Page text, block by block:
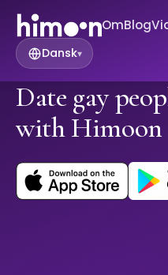
OmBlog
Dansk▾
Date gay
with Himoon